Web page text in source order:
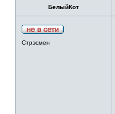
БелыйКот
Стрэсмен